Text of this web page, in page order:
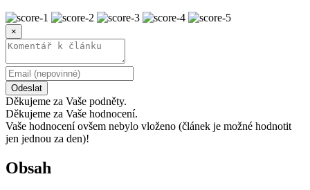
×
Odeslat
Děkujeme za Vaše podněty.
Děkujeme za Vaše hodnocení.
Vaše hodnocení ovšem nebylo vloženo (článek je možné hodnotit
jen jednou za den)!
Obsah